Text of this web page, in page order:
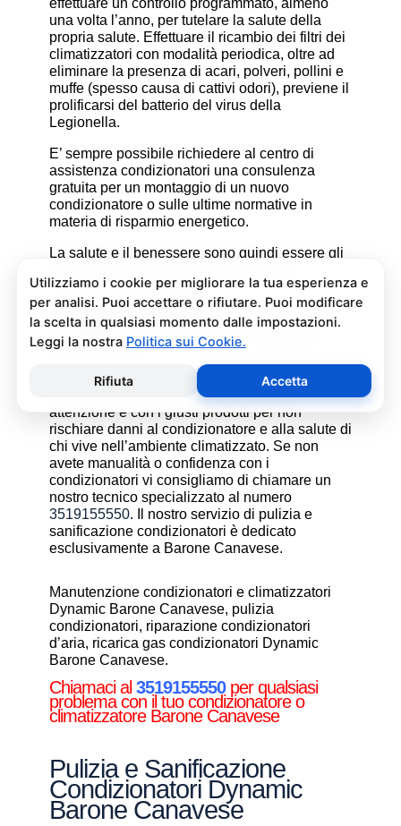
effettuare un controllo programmato, almeno
una volta l’anno, per tutelare la salute della
propria salute. Effettuare il ricambio dei filtri dei
climatizzatori con modalità periodica, oltre ad
eliminare la presenza di acari, polveri, pollini e
muffe (spesso causa di cattivi odori), previene il
prolificarsi del batterio del virus della
Legionella.
E’ sempre possibile richiedere al centro di
assistenza condizionatori una consulenza
gratuita per un montaggio di un nuovo
condizionatore o sulle ultime normative in
materia di risparmio energetico.
La salute e il benessere sono quindi essere gli
assistenza condizionatori.
Pulizia e Sanificazione
Condizionatori Dynamic Barone
Canavese
La pulizia e sanificazione condizionatori è
un’operazione che deve essere fatta con
attenzione e con i giusti prodotti per non
rischiare danni al condizionatore e alla salute di
chi vive nell’ambiente climatizzato. Se non
avete manualità o confidenza con i
condizionatori vi consigliamo di chiamare un
nostro tecnico specializzato al numero
3519155550. Il nostro servizio di pulizia e
sanificazione condizionatori è dedicato
esclusivamente a Barone Canavese.
Manutenzione condizionatori e climatizzatori
Dynamic Barone Canavese, pulizia
condizionatori, riparazione condizionatori
d’aria, ricarica gas condizionatori Dynamic
Barone Canavese.
Chiamaci al 3519155550per qualsiasi
problema con il tuo condizionatore o
climatizzatore Barone Canavese
Pulizia e Sanificazione
Condizionatori Dynamic
Barone Canavese